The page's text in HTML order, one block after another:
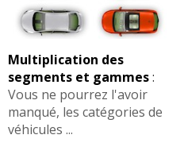
Multiplication des
segments et gammes:
Vous ne pourrez l'avoir
manqué, les catégories de
véhicules ...